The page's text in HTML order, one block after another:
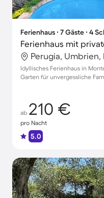
Ferienhaus ∙ 7 Gäste ∙ 4
Ferienhaus mit
Perugia, Umbrien,
Idyllisches Ferienhaus in
Garten für unvergessliche
ab 210 €
pro Nacht
5.0